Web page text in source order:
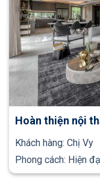
Hoàn thiện nội
Khách hàng: Chị Vy
Phong cách: Hiện